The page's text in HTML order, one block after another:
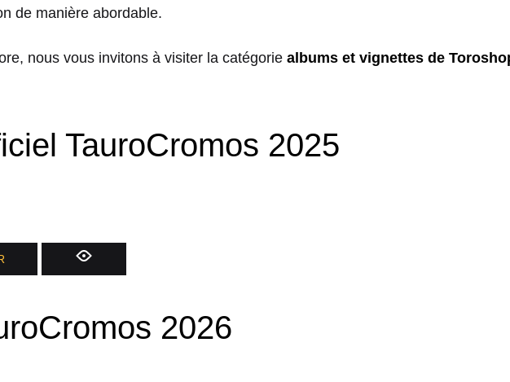
de manière abordable.
nous vous invitons à visiter la catégorie albums et vignettes de
TauroCromos 2025
2026